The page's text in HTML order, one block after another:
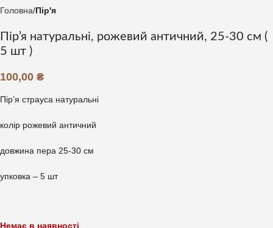
Головна Пір'я
Пір’я натуральні, рожевий античний, 25-30 см (
5 шт )
100,00 ₴
Пір’я страуса натуральні
колір рожевий античний
довжина пера 25-30 см
упковка – 5 шт
Немає в наявності